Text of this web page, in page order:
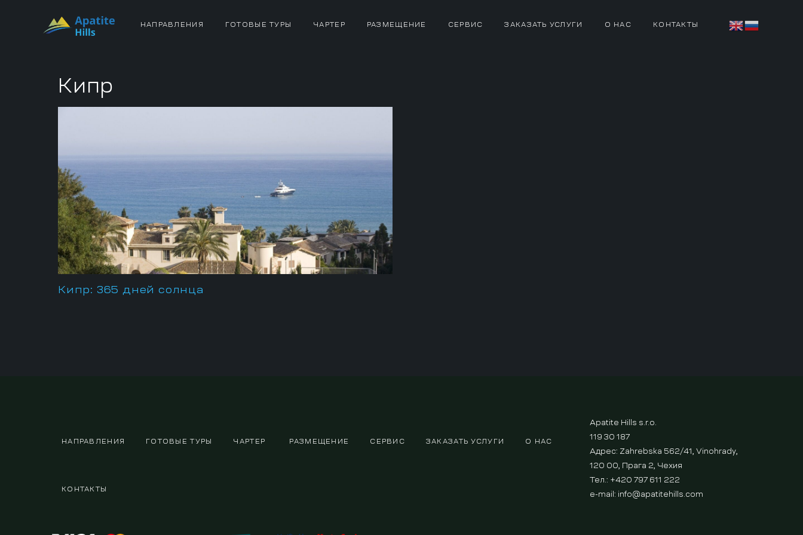
НАПРАВЛЕНИЯ ГОТОВЫЕ ТУРЫ ЧАРТЕР РАЗМЕЩЕНИЕ СЕРВИС ЗАКАЗАТЬ УСЛУГИ О НАС КОНТАКТЫ
Кипр
Кипр: 365 дней солнца
НАПРАВЛЕНИЯ ГОТОВЫЕ ТУРЫ ЧАРТЕР РАЗМЕЩЕНИЕ СЕРВИС ЗАКАЗАТЬ УСЛУГИ О НАС
КОНТАКТЫ
Apatite Hills s.r.o.
119 30 187
Адрес: Zahrebska 562/41, Vinohrady,
120 00, Прага 2, Чехия
Тел.: +420 797 611 222
e-mail: info@apatitehills.com